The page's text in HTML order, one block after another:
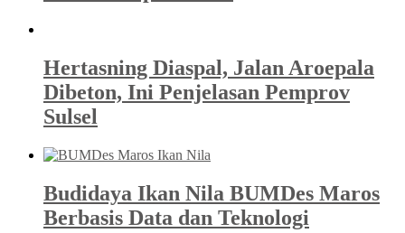
Hertasning Diaspal, Jalan Aroepala
Dibeton, Ini Penjelasan Pemprov
Sulsel
Budidaya Ikan Nila BUMDes Maros
Berbasis Data dan Teknologi